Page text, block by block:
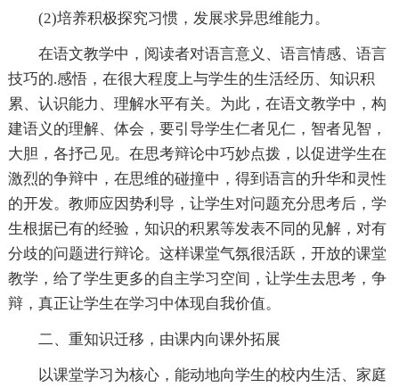
(2)培养积极探究习惯，发展求异思维能力。
在语文教学中，阅读者对语言意义、语言情感、语言
技巧的.感悟，在很大程度上与学生的生活经历、知识积
累、认识能力、理解水平有关。为此，在语文教学中，构
建语义的理解、体会，要引导学生仁者见仁，智者见智，
大胆，各抒己见。在思考辩论中巧妙点拨，以促进学生在
激烈的争辩中，在思维的碰撞中，得到语言的升华和灵性
的开发。教师应因势利导，让学生对问题充分思考后，学
生根据已有的经验，知识的积累等发表不同的见解，对有
分歧的问题进行辩论。这样课堂气氛很活跃，开放的课堂
教学，给了学生更多的自主学习空间，让学生去思考，争
辩，真正让学生在学习中体现自我价值。
二、重知识迁移，由课内向课外拓展
以课堂学习为核心，能动地向学生的校内生活、家庭